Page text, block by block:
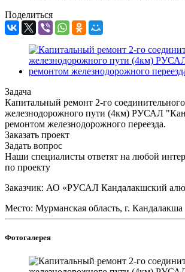
Поделиться
Задача
Капитальный ремонт 2-го соединительного
железнодорожного пути (4км) РУСАЛ
ремонтом железнодорожного переезда.
Заказать проект
Задать вопрос
Наши специалисты ответят на любой
по проекту
Заказчик: АО «РУСАЛ Кандалакшский
Место: Мурманская область, г. Кандалакша
Фотогалерея